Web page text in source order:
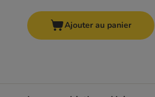
Ajouter au panier